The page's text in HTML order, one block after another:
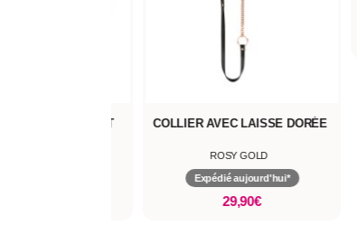
BOULE RESPIRANT
COLLIER AVEC LAISSE DORÉE
ROSY GOLD
Expédié aujourd'hui*
29,90€